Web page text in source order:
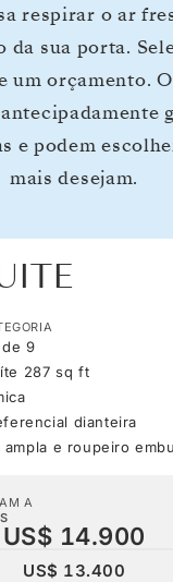
respirar o ar
da sua porta.
um orçamento.
e podem
mais desejam.
9
287 sq ft
dianteira
ampla e roupeiro
A
US$ 14.900
US$ 13.400